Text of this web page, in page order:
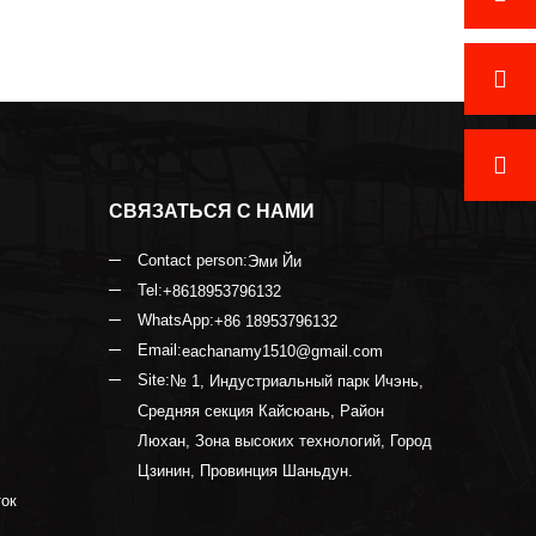
СВЯЗАТЬСЯ С НАМИ
Contact person:Эми Йи
Tel:+8618953796132
WhatsApp:+86 18953796132
Email:eachanamy1510@gmail.com
Site:№ 1, Индустриальный парк Ичэнь,
Средняя секция Кайсюань, Район
Люхан, Зона высоких технологий, Город
Цзинин, Провинция Шаньдун.